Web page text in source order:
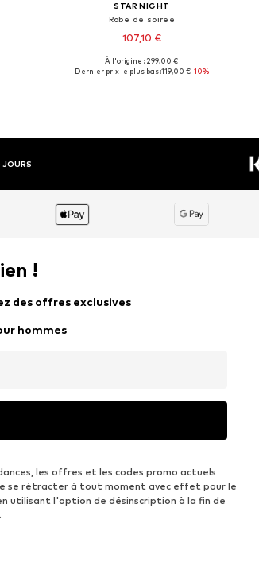
STAR NIGHT
Robe de soirée
107,10 €
Tailles disponibles: 44
À l'origine : 299,00 €
Dernier prix le plus bas :119,00 €-10%
JOURS
!
des offres exclusives
hommes
les offres et les codes promo actuels
se rétracter à tout moment avec effet pour le
utilisant l'option de désinscription à la fin de